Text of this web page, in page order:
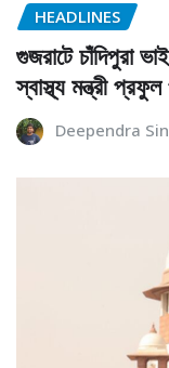
HEADLINES
গুজরাটে চাঁদিপুরা
স্বাস্থ্য মন্ত্রী প্রফুল
Deependra